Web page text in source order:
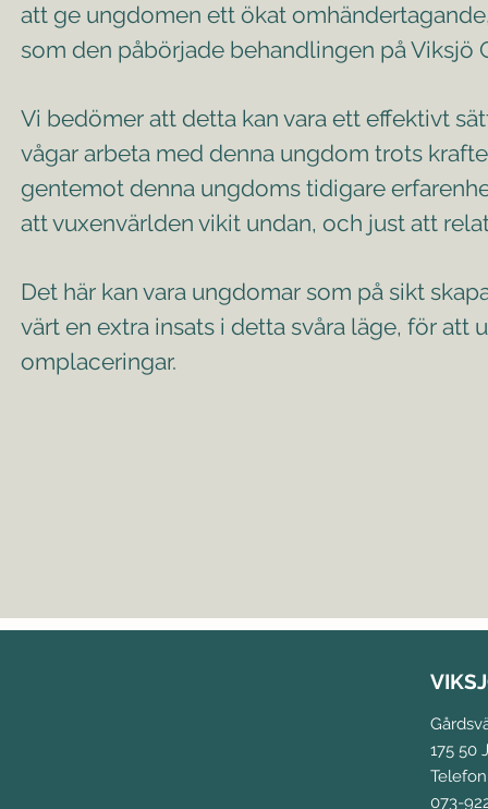
att ge ungdomen ett ökat
som den påbörjade behandlingen på Viksjö
Vi bedömer att detta kan vara ett effektivt
vågar arbeta med denna ungdom trots
gentemot denna ungdoms tidigare
att vuxenvärlden vikit undan, och just att
Det här kan vara ungdomar som på sikt
värt en extra insats i detta svåra läge, för
omplaceringar.
175 50
073-